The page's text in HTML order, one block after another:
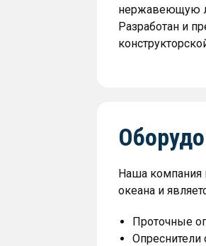
нержавеющую
Разработан и
Наша компания
океана и
Проточные
Опреснители